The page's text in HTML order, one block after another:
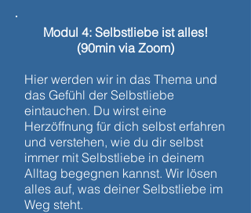
Modul 4: Selbstliebe ist alles!
(90min via Zoom)
Hier werden wir in das Thema und
das Gefühl der Selbstliebe
eintauchen. Du wirst eine
Herzöffnung für dich selbst erfahren
und verstehen, wie du dir selbst
immer mit Selbstliebe in deinem
Alltag begegnen kannst. Wir lösen
alles auf, was deiner Selbstliebe im
Weg steht.